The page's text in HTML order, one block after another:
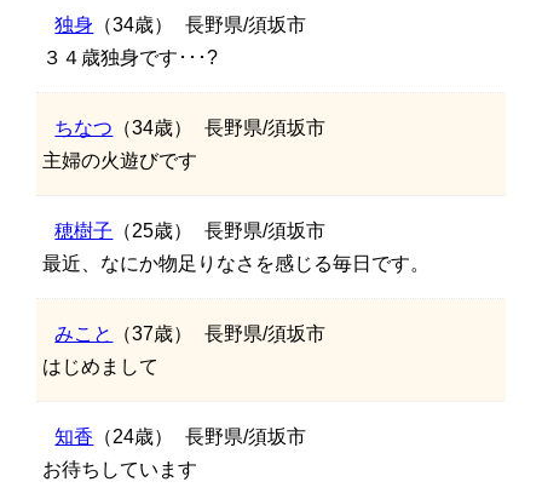
独身 （34歳）
長野県/須坂市
３４歳独身です･･･?
ちなつ （34歳）
長野県/須坂市
主婦の火遊びです
穂樹子 （25歳）
長野県/須坂市
最近、なにか物足りなさを感じる毎日です。
みこと （37歳）
長野県/須坂市
はじめまして
知香 （24歳）
長野県/須坂市
お待ちしています